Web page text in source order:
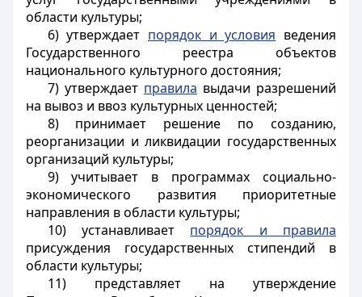
области культуры;
6) утверждает порядок и условия ведения
Государственного реестра объектов
национального культурного достояния;
7) утверждает правила выдачи разрешений
на вывоз и ввоз культурных ценностей;
8) принимает решение по созданию,
реорганизации и ликвидации государственных
организаций культуры;
9) учитывает в программах социально-
экономического развития приоритетные
направления в области культуры;
10) устанавливает порядок и правила
присуждения государственных стипендий в
области культуры;
11) представляет на утверждение